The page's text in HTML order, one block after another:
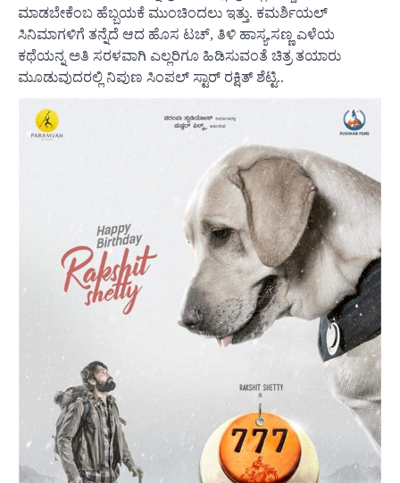
ಮಾಡಬೇಕೆಂಬ ಹೆಬ್ಬಯಕೆ ಮುಂಚಿಂದಲು ಇತ್ತು. ಕಮರ್ಶಿಯಲ್
ಸಿನಿಮಾಗಳಿಗೆ ತನ್ನೆದೆ ಆದ ಹೊಸ ಟಚ್, ತಿಳಿ ಹಾಸ್ಯ,ಸಣ್ಣ ಎಳೆಯ
ಕಥೆಯನ್ನ ಅತಿ ಸರಳವಾಗಿ ಎಲ್ಲರಿಗೂ ಹಿಡಿಸುವಂತೆ ಚಿತ್ರ ತಯಾರು
ಮೂಡುವುದರಲ್ಲಿ ನಿಪುಣ ಸಿಂಪಲ್ ಸ್ಟಾರ್ ರಕ್ಷಿತ್ ಶೆಟ್ಟಿ..